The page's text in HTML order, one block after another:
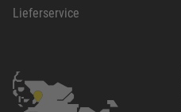
Lieferservice